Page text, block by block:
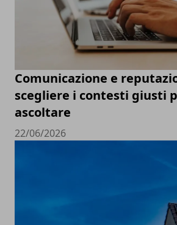
Comunicazione e
scegliere i contesti giusti
ascoltare
22/06/2026